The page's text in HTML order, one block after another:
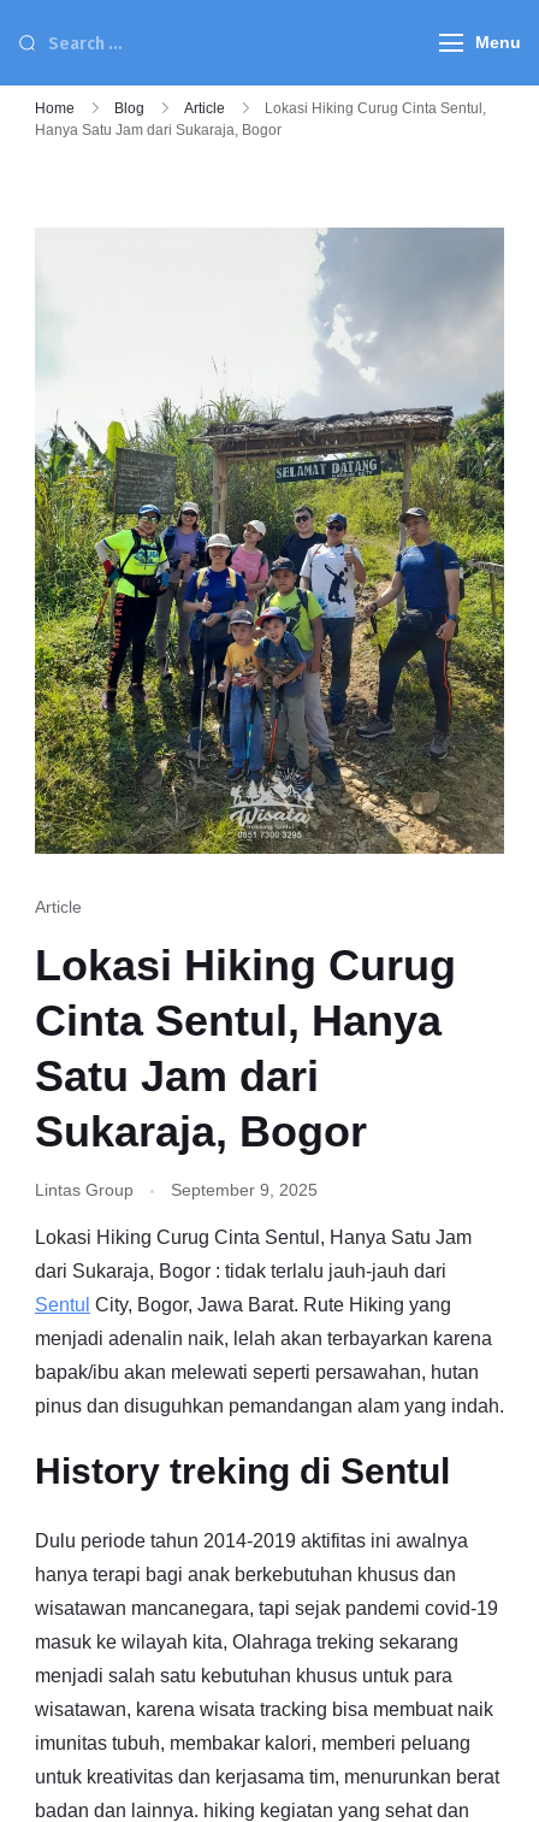
Menu
Home Blog Article
Lokasi Hiking Curug Cinta Sentul,
Hanya Satu Jam dari Sukaraja, Bogor
Article
Lokasi Hiking Curug
Cinta Sentul, Hanya
Satu Jam dari
Sukaraja, Bogor
Lintas Group September 9, 2025
Lokasi Hiking Curug Cinta Sentul, Hanya Satu Jam
dari Sukaraja, Bogor : tidak terlalu jauh-jauh dari
Sentul City, Bogor, Jawa Barat. Rute Hiking yang
menjadi adenalin naik, lelah akan terbayarkan karena
bapak/ibu akan melewati seperti persawahan, hutan
pinus dan disuguhkan pemandangan alam yang indah.
History treking di Sentul
Dulu periode tahun 2014-2019 aktifitas ini awalnya
hanya terapi bagi anak berkebutuhan khusus dan
wisatawan mancanegara, tapi sejak pandemi covid-19
masuk ke wilayah kita, Olahraga treking sekarang
menjadi salah satu kebutuhan khusus untuk para
wisatawan, karena wisata tracking bisa membuat naik
imunitas tubuh, membakar kalori, memberi peluang
untuk kreativitas dan kerjasama tim, menurunkan berat
badan dan lainnya. hiking kegiatan yang sehat dan